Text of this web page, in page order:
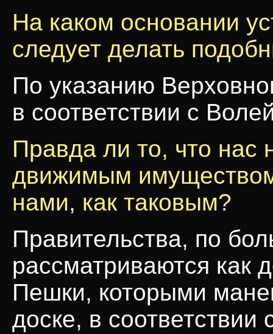
На каком основании
следует делать
По указанию
в соответствии с
Правда ли то, что нас
движимым
нами, как таковым?
Правительства, по
рассматриваются как
Пешки, которыми
доске, в